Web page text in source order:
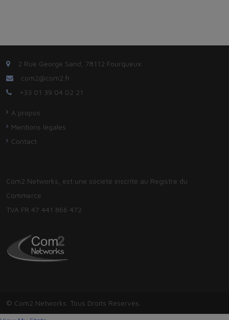
2 Rue George Sand, 78112 Fourqueux
com2@com2.fr
+33 01 39 04 02 21
A propos
Mentions légales
Contact
Com2 Networks, est une société inscrite au Registre du
Commerce
TVA FR 47 441 866 472
© Com2 Networks. Tous Droits Réservés.